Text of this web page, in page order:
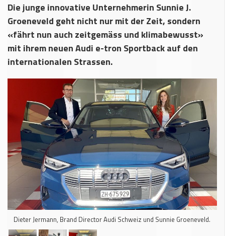
Die junge innovative Unternehmerin Sunnie J.
Groeneveld geht nicht nur mit der Zeit, sondern
«fährt nun auch zeitgemäss und klimabewusst»
mit ihrem neuen Audi e-tron Sportback auf den
internationalen Strassen.
Dieter Jermann, Brand Director Audi Schweiz und Sunnie Groeneveld.